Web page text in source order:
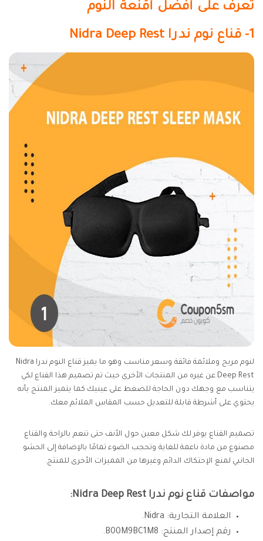
تعرف على أفضل أقنعة النوم
1- قناع نوم ندرا
Nidra Deep Rest
لنوم مريح وملائمة فائقة وسعر مناسب وهو ما يميز قناع النوم ندرا Nidra
Deep Rest عن غيره من المنتجات الأخرى حيث تم تصميم هذا القناع لكي
يتناسب مع وجهك دون الحاجة للضغط على عينيك كما يتميز المنتج بأنه
يحتوي على أشرطة قابلة للتعديل حسب المقاس الملائم معك.
تصميم القناع يوفر لك شكل معين حول الأنف حتى تنعم بالراحة والقناع
مصنوع من مادة ناعمة للغاية وتحجب الضوء تمامًا بالإضافة إلى الحشو
الجانبي لمنع الإحتكاك الدائم وغيرها من المميزات الأخرى للمنتج.
مواصفات قناع نوم ندرا Nidra Deep Rest:
العلامة التجارية: Nidra.
رقم إصدار المنتج: B00M9BC1M8.